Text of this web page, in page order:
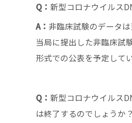
Q：新型コロナウイルス
A：非臨床試験のデータ
当局に提出した非臨床試
形式での公表を予定してい
Q：新型コロナウイルス
は終了するのでしょうか？